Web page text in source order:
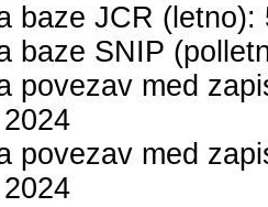
baze JCR (letno):
baze SNIP
povezav med
povezav med